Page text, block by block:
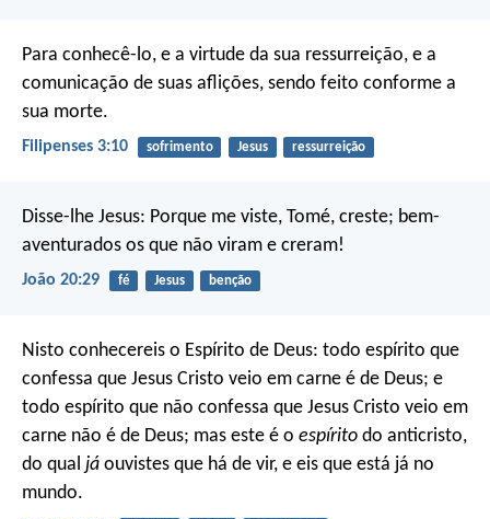
Para conhecê-lo, e a virtude da sua ressurreição, e a
comunicação de suas aflições, sendo feito conforme a
sua morte.
Filipenses 3:10 sofrimento Jesus ressurreição
Disse-lhe Jesus: Porque me viste, Tomé, creste; bem-
aventurados os que não viram e creram!
João 20:29 fé Jesus benção
Nisto conhecereis o Espírito de Deus: todo espírito que
confessa que Jesus Cristo veio em carne é de Deus; e
todo espírito que não confessa que Jesus Cristo veio em
carne não é de Deus; mas este é o espírito do anticristo,
do qual já ouvistes que há de vir, e eis que está já no
mundo.